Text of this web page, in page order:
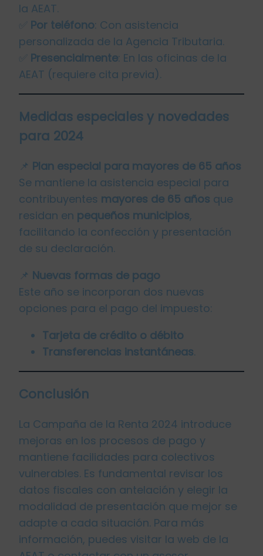
la AEAT.
Por teléfono: Con asistencia
personalizada de la Agencia Tributaria.
Presencialmente: En las oficinas de la
AEAT (requiere cita previa).
Medidas especiales y novedades
para 2024
📌 Plan especial para mayores de 65 años
Se mantiene la asistencia especial para
contribuyentes mayores de 65 años que
residan en pequeños municipios,
facilitando la confección y presentación
de su declaración.
📌 Nuevas formas de pago
Este año se incorporan dos nuevas
opciones para el pago del impuesto:
Tarjeta de crédito o débito
Transferencias instantáneas.
Conclusión
La Campaña de la Renta 2024 introduce
mejoras en los procesos de pago y
mantiene facilidades para colectivos
vulnerables. Es fundamental revisar los
datos fiscales con antelación y elegir la
modalidad de presentación que mejor se
adapte a cada situación. Para más
información, puedes visitar la web de la